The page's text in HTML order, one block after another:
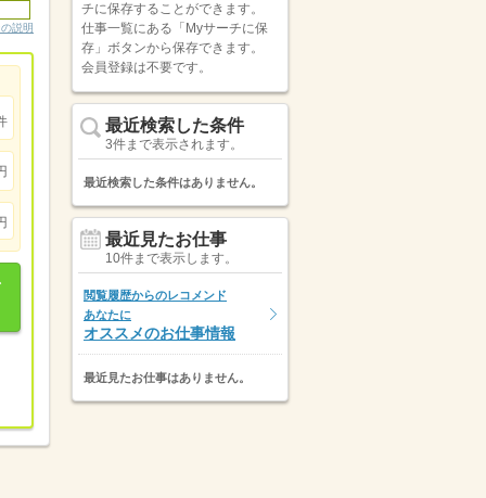
説明
チに保存することができます。
仕事一覧にある「Myサーチに保
存」ボタンから保存できます。
会員登録は不要です。
最近検索した条件
3件まで表示されます。
最近検索した条件はありません。
最近見たお仕事
10件まで表示します。
閲覧履歴からのレコメンド
あなたに
オススメのお仕事情報
最近見たお仕事はありません。